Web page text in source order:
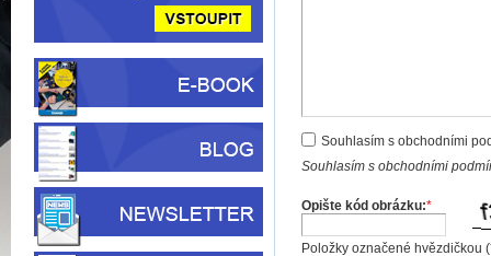
Souhlasím s obchodními
Souhlasím s obchodními
Opište kód obrázku:*
Položky označené hvězdičkou (